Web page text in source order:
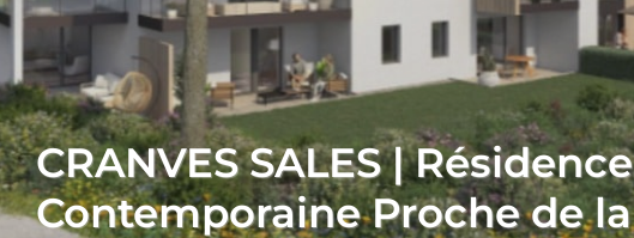
CRANVES SALES | Résidence
Contemporaine Proche de la